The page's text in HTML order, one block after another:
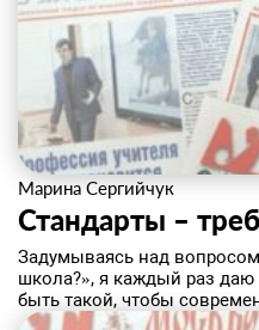
Марина Сергийчук
Стандарты –
​Задумываясь над
школа?», я каждый раз
быть такой, чтобы